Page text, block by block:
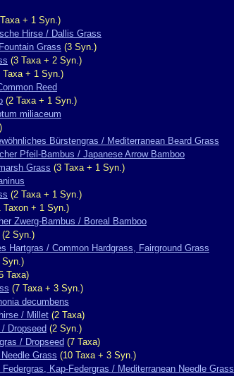
+ 1 Syn.)
Hirse / Dallis Grass
Grass (3 Syn.)
(3 Taxa + 2 Syn.)
Taxa + 1 Syn.)
Reed
(2 Taxa + 1 Syn.)
miliaceum
Bürstengras / Mediterranean Beard Grass
Pfeil-Bambus / Japanese Arrow Bamboo
Grass (3 Taxa + 1 Syn.)
(2 Taxa + 1 Syn.)
Taxon + 1 Syn.)
Zwerg-Bambus / Boreal Bamboo
(2 Syn.)
Hartgras / Common Hardgrass, Fairground Grass
Syn.)
Taxa)
(7 Taxa + 3 Syn.)
decumbens
/ Millet (2 Taxa)
Dropseed (2 Syn.)
/ Dropseed (7 Taxa)
Grass (10 Taxa + 3 Syn.)
Kap-Federgras / Mediterranean Needle Grass